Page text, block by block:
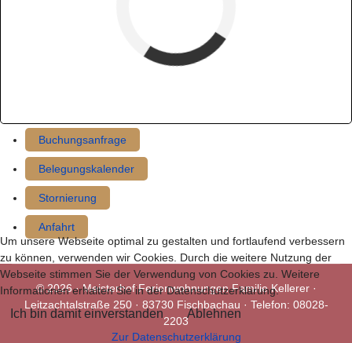
Abreise
Buchungsanfrage
Belegungskalender
Stornierung
Anfahrt
© 2026 · Meisterhof Ferienwohnungen Familie Kellerer ·
Leitzachtalstraße 250 · 83730 Fischbachau · Telefon: 08028-
2203
Um unsere Webseite optimal zu gestalten und fortlaufend verbessern
zu können, verwenden wir Cookies. Durch die weitere Nutzung der
Webseite stimmen Sie der Verwendung von Cookies zu. Weitere
Informationen erhalten Sie in der Datenschutzerklärung.
Ich bin damit einverstanden Ablehnen
Zur Datenschutzerklärung